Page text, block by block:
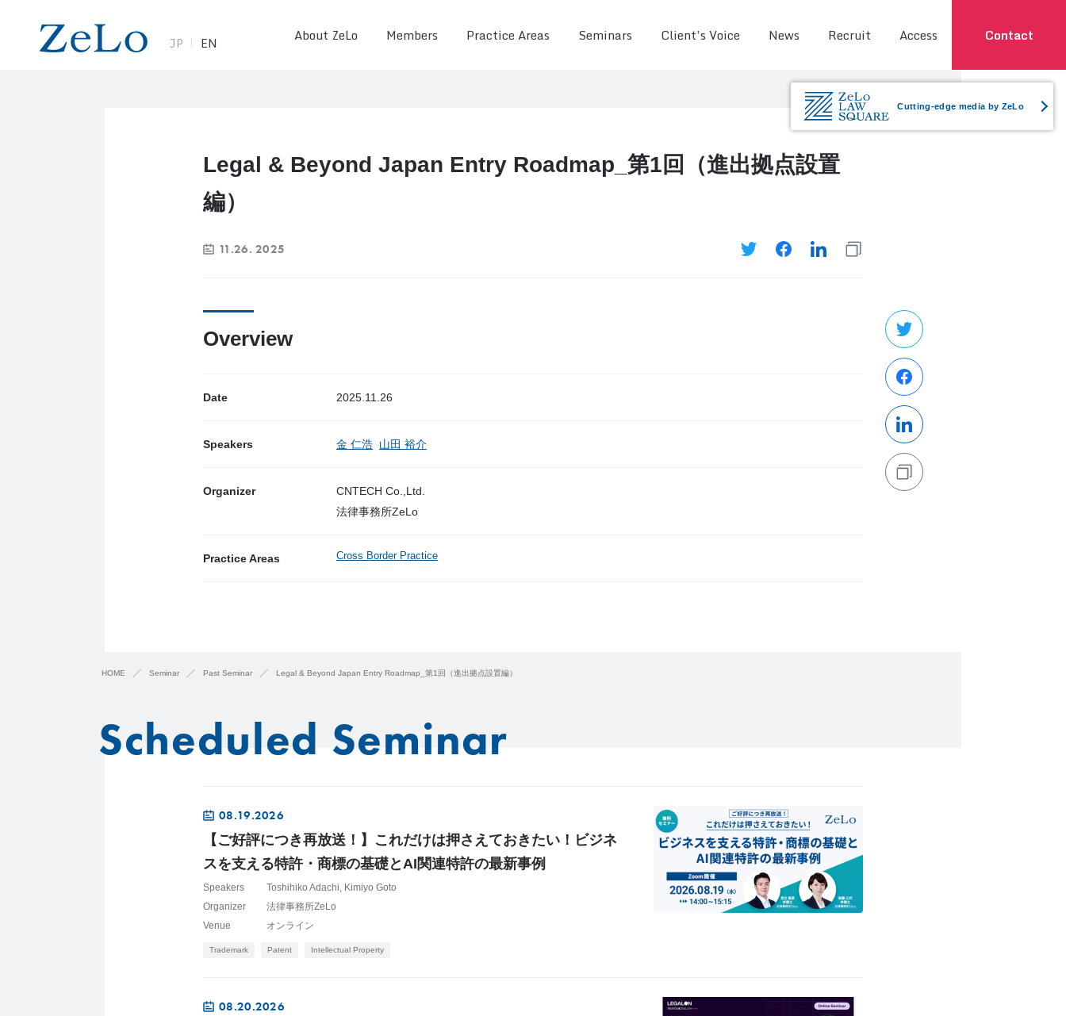
JP EN About ZeLo Members Practice Areas Seminars Client’s Voice News Recruit Access Contact
Cutting-edge media by ZeLo
Legal & Beyond Japan Entry Roadmap_第1回（進出拠点設置
編）
11.26. 2025
Overview
Date 2025.11.26
Speakers 金 仁浩 山田 裕介
Organizer
CNTECH Co.,Ltd.
法律事務所ZeLo
Practice Areas Cross Border Practice
HOME Seminar Past Seminar Legal & Beyond Japan Entry Roadmap_第1回（進出拠点設置編）
Scheduled Seminar
08.19.2026
【ご好評につき再放送！】これだけは押さえておきたい！ビジネ
スを支える特許・商標の基礎とAI関連特許の最新事例
Speakers Toshihiko Adachi
Kimiyo Goto
Organizer
法律事務所ZeLo
Venue
オンライン
Trademark Patent Intellectual Property
08.20.2026